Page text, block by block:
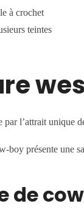
à crochet
teintes
par l’attrait unique
boy présente une
de